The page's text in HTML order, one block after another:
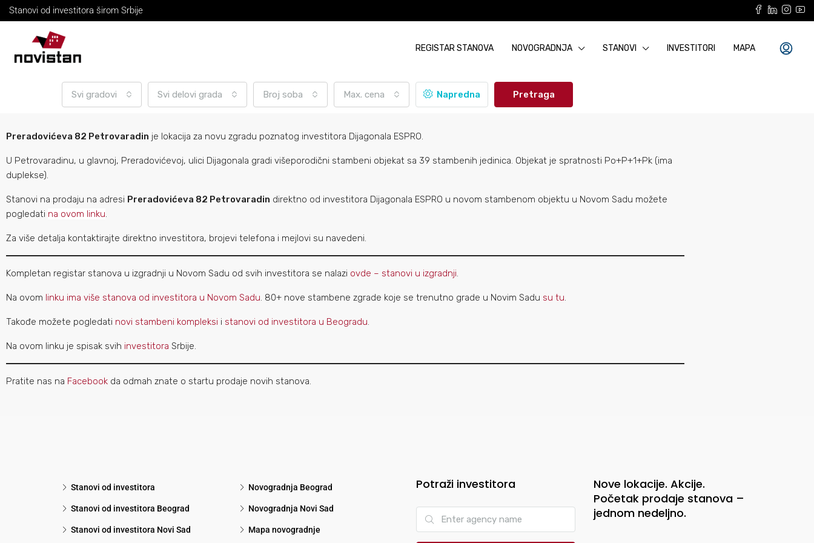
Stanovi od investitora širom Srbije
REGISTAR STANOVA NOVOGRADNJA STANOVI INVESTITORI MAPA
Svi gradovi Svi delovi grada Broj soba Max. cena Napredna Pretraga
Preradovićeva 82 Petrovaradin je lokacija za novu zgradu poznatog investitora Dijagonala ESPRO.
U Petrovaradinu, u glavnoj, Preradovićevoj, ulici Dijagonala gradi višeporodični stambeni objekat sa 39 stambenih jedinica. Objekat je spratnosti Po+P+1+Pk (ima
duplekse).
Stanovi na prodaju na adresi Preradovićeva 82 Petrovaradin direktno od investitora Dijagonala ESPRO u novom stambenom objektu u Novom Sadu možete
pogledati na ovom linku.
Za više detalja kontaktirajte direktno investitora, brojevi telefona i mejlovi su navedeni.
Kompletan registar stanova u izgradnji u Novom Sadu od svih investitora se nalazi ovde – stanovi u izgradnji.
Na ovom linku ima više stanova od investitora u Novom Sadu. 80+ nove stambene zgrade koje se trenutno grade u Novim Sadu su tu.
Takođe možete pogledati novi stambeni kompleksi i stanovi od investitora u Beogradu.
Na ovom linku je spisak svih investitora Srbije.
Pratite nas na Facebook da odmah znate o startu prodaje novih stanova.
Stanovi od investitora
Stanovi od investitora Beograd
Stanovi od investitora Novi Sad
Novogradnja Beograd
Novogradnja Novi Sad
Mapa novogradnje
Potraži investitora
Nove lokacije. Akcije.
Početak prodaje stanova –
jednom nedeljno.